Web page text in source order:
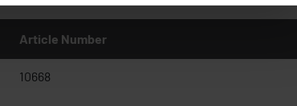
Article Number
10668